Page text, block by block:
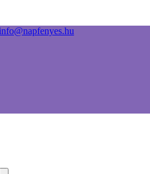
info@napfenyes.hu